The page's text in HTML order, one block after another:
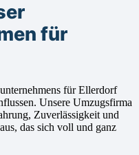
für
für Ellerdorf
Unsere Umzugsfirma
Zuverlässigkeit und
das sich voll und ganz